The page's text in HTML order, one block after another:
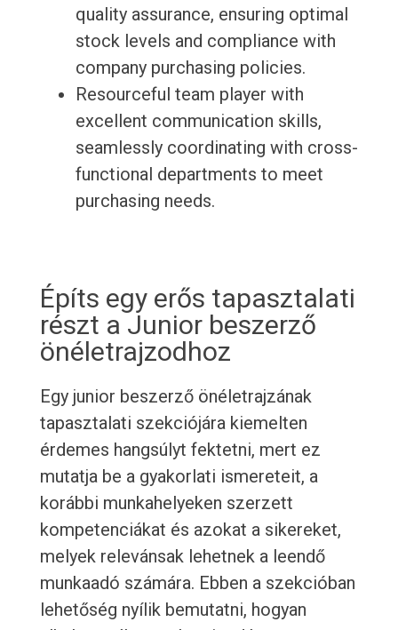
quality assurance, ensuring optimal
stock levels and compliance with
company purchasing policies.
Resourceful team player with
excellent communication skills,
seamlessly coordinating with cross-
functional departments to meet
purchasing needs.
Építs egy erős tapasztalati
részt a Junior beszerző
önéletrajzodhoz
Egy junior beszerző önéletrajzának
tapasztalati szekciójára kiemelten
érdemes hangsúlyt fektetni, mert ez
mutatja be a gyakorlati ismereteit, a
korábbi munkahelyeken szerzett
kompetenciákat és azokat a sikereket,
melyek relevánsak lehetnek a leendő
munkaadó számára. Ebben a szekcióban
lehetőség nyílik bemutatni, hogyan